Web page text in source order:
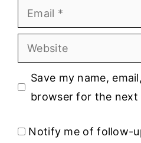
Email
Website
Save my name,
browser for the next
Notify me of follow-